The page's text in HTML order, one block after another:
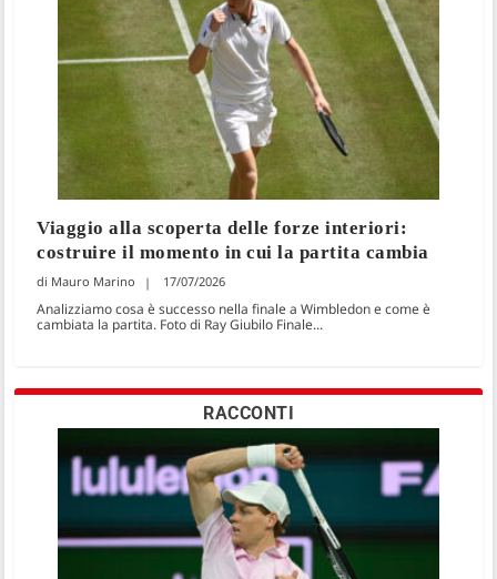
Viaggio alla scoperta delle forze interiori:
costruire il momento in cui la partita cambia
Mauro Marino 17/07/2026
Analizziamo cosa è successo nella finale a Wimbledon e come è
cambiata la partita. Foto di Ray Giubilo Finale...
RACCONTI